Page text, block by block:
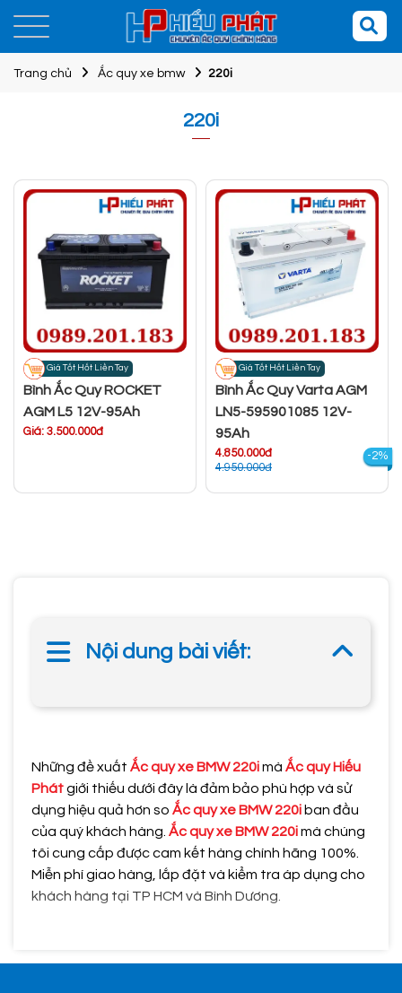
Trang chủ Ắc quy xe bmw 220i
220i
Giá Tốt Hốt Liền Tay
Bình Ắc Quy ROCKET
AGM L5 12V-95Ah
Giá: 3.500.000đ
Giá Tốt Hốt Liền Tay
Bình Ắc Quy Varta AGM
LN5-595901085 12V-
95Ah
4.850.000đ
4.950.000đ
-2%
Nội dung bài viết:
Những đề xuất Ắc quy xe BMW 220imà Ắc quy Hiếu
Phátgiới thiếu dưới đây là đảm bảo phù hợp và sử
dụng hiệu quả hơn so Ắc quy xe BMW 220i ban đầu
của quý khách hàng. Ắc quy xe BMW 220imà chúng
tôi cung cấp được cam kết hàng chính hãng 100%.
Miễn phí giao hàng, lắp đặt và kiểm tra áp dụng cho
khách hàng tại TP HCM và Bình Dương.